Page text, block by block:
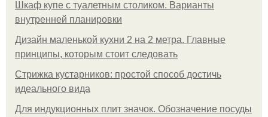
Шкаф купе с туалетным столиком. Варианты
внутренней планировки
Дизайн маленькой кухни 2 на 2 метра. Главные
принципы, которым стоит следовать
Стрижка кустарников: простой способ достичь
идеального вида
Для индукционных плит значок. Обозначение посуды